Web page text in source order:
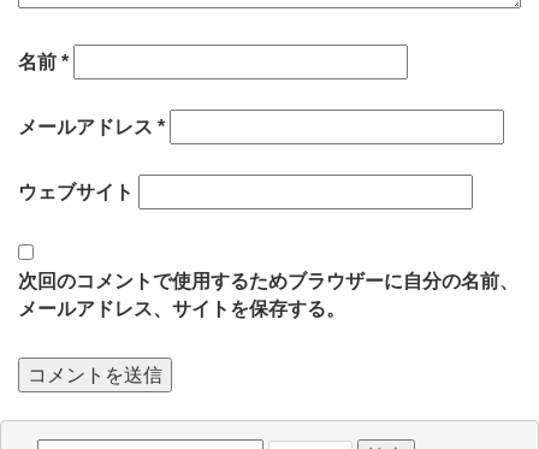
名前 *
メールアドレス *
ウェブサイト
次回のコメントで使用するためブラウザーに自分の名前、
メールアドレス、サイトを保存する。